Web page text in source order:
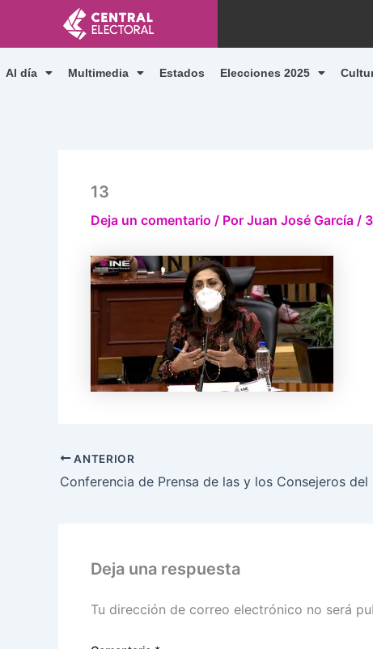
contenido
Al día Multimedia Estados Elecciones 2025
13
Deja un comentario / Por Juan José García /
ANTERIOR
Deja una respuesta
Tu dirección de correo electrónico no será